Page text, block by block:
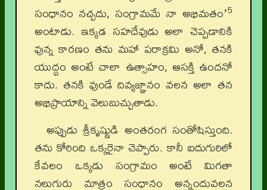
సంధానం నచ్చదు, సంగ్రామమే నా అభిమతంʼ5
అంటాడు. ఇక్కడ సహదేవుడు అలా చెప్పడానికి
వున్న కారణం తను మహా పరాక్రమి అనో, తనకి
యుద్ధం అంటే చాలా ఉత్సాహం, ఆసక్తి ఉందనో
కాదు. తనకి వుండే దివ్యజ్ఞానం వలన అలా తన
అభిప్రాయాన్ని వెలుబుచ్చుతాడు.
అప్పుడు శ్రీకృష్ణుడి అంతరంగ సంతోషిస్తుంది.
తను కోరింది ఒక్కరైనా చెప్పారు. కానీ ఐదుగురిలో
కేవలం ఒక్కడు సంగ్రామం అంటే మిగతా
నలుగురు మాత్రం సంధానం అన్నందువలన